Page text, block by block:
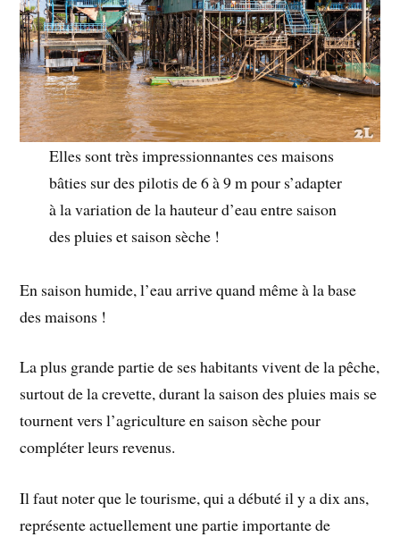
Elles sont très impressionnantes ces maisons
bâties sur des pilotis de 6 à 9 m pour s’adapter
à la variation de la hauteur d’eau entre saison
des pluies et saison sèche !
En saison humide, l’eau arrive quand même à la base
des maisons !
La plus grande partie de ses habitants vivent de la pêche,
surtout de la crevette, durant la saison des pluies mais se
tournent vers l’agriculture en saison sèche pour
compléter leurs revenus.
Il faut noter que le tourisme, qui a débuté il y a dix ans,
représente actuellement une partie importante de